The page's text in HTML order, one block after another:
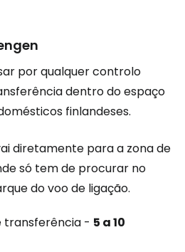
por qualquer controlo
dentro do espaço
finlandeses.
diretamente para a zona de
só tem de procurar no
do voo de ligação.
transferência - 5 a 10